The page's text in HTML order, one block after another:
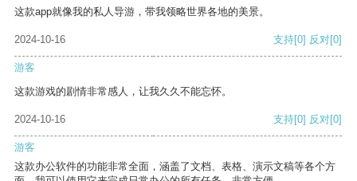
这款app就像我的私人导游，带我领略世界各地的美景。
2024-10-16 支持[0] 反对[0]
游客
这款游戏的剧情非常感人，让我久久不能忘怀。
2024-10-16 支持[0] 反对[0]
游客
这款办公软件的功能非常全面，涵盖了文档、表格、演示文稿等各个方